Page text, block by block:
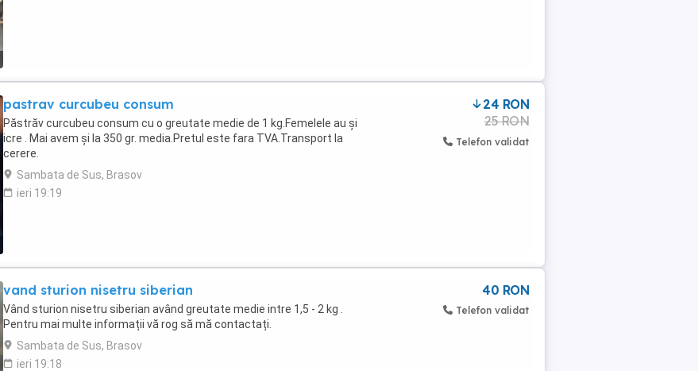
pastrav curcubeu consum
Păstrăv curcubeu consum cu o greutate medie de 1 kg.Femelele au și
icre . Mai avem și la 350 gr. media.Pretul este fara TVA.Transport la
cerere.
Sambata de Sus, Brasov
ieri 19:19
24 RON
25 RON
Telefon validat
vand sturion nisetru siberian
Vând sturion nisetru siberian având greutate medie intre 1,5 - 2 kg .
Pentru mai multe informații vă rog să mă contactați.
Sambata de Sus, Brasov
ieri 19:18
40 RON
Telefon validat